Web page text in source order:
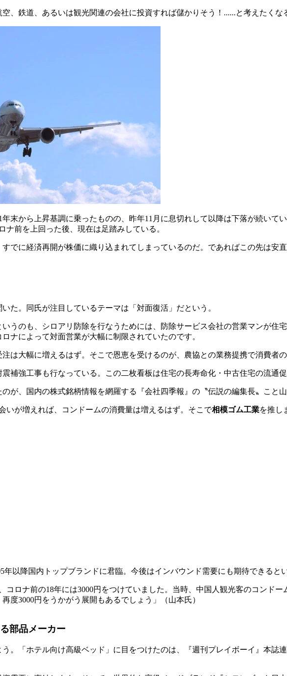
、鉄道、あるいは観光関連の会社に投資すれば儲かりそう！......と考えたく
末から上昇基調に乗ったものの、昨年11月に息切れして以降は下落が続いて
ナ前を上回った後、現在は足踏みしている。
でに経済再開が株価に織り込まれてしまっているのだ。であればこの先は安
た。同氏が注目しているテーマは「対面復活」だという。
いうのも、シロアリ防除を行なうためには、防除サービス会社の営業マンが
ナによって対面営業が大幅に制限されていたのです。
は大幅に増えるはず。そこで恩恵を受けるのが、農協との業務提携で消費者
補強工事も行なっている。この二枚看板は住宅の長寿命化・中古住宅の流通
が、国内の株式銘柄情報を網羅する『会社四季報』の〝伝説の編集長〟こと
いが増えれば、コンドームの消費量は増えるはず。そこで相模ゴム工業を推し
年以降国内トップブランドに君臨。今後はインバウンド需要にも期待できると
コロナ前の18年には3000円をつけていました。当時、中国人観光客のコンド
度3000円をうかがう展開もあるでしょう」（山本氏）
部品メーカー
う。「ホテル向け高級ベッド」に目をつけたのは、『週刊プレイボーイ』本